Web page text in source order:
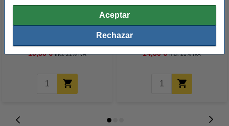
Aceptar
Rechazar
10,50 € Incl. 21% IVA
123tinta Pilas Alcalinas Xtreme
14,50 € Incl. 21% IVA